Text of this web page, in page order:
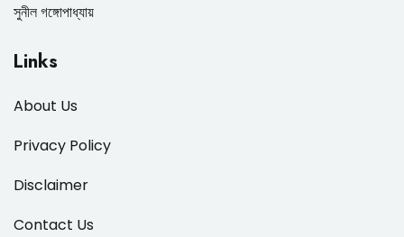
সুনীল গঙ্গোপাধ্যায়
Links
About Us
Privacy Policy
Disclaimer
Contact Us